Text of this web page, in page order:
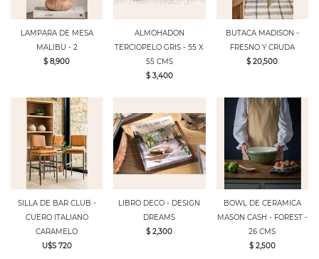
LAMPARA DE MESA
MALIBU - 2
$ 8,900
ALMOHADON
TERCIOPELO GRIS - 55 X
55 CMS
$ 3,400
BUTACA MADISON -
FRESNO Y CRUDA
$ 20,500
SILLA DE BAR CLUB -
CUERO ITALIANO
CARAMELO
U$S 720
LIBRO DECO - DESIGN
DREAMS
$ 2,300
BOWL DE CERAMICA
MASON CASH - FOREST -
26 CMS
$ 2,500